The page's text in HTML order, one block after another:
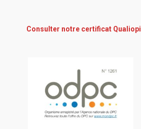
Consulter notre certificat Qualiopi